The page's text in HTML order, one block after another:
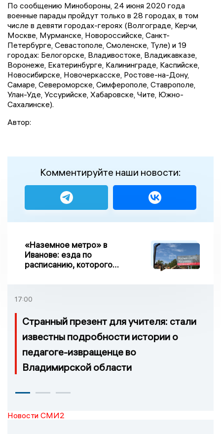
По сообщению Минобороны, 24 июня 2020 года
военные парады пройдут только в 28 городах, в том
числе в девяти городах-героях (Волгограде, Керчи,
Москве, Мурманске, Новороссийске, Санкт-
Петербурге, Севастополе, Смоленске, Туле) и 19
городах: Белогорске, Владивостоке, Владикавказе,
Воронеже, Екатеринбурге, Калининграде, Каспийске,
Новосибирске, Новочеркасске, Ростове-на-Дону,
Самаре, Североморске, Симферополе, Ставрополе,
Улан-Уде, Уссурийске, Хабаровске, Чите, Южно-
Сахалинске).
Автор:
Комментируйте наши новости:
«Наземное метро» в
Иванове: езда по
расписанию, которого
17:00
Странный презент для учителя: стали
известны подробности истории о
педагоге-извращенце во
Владимирской области
Новости СМИ2